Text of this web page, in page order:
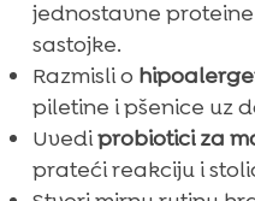
jednostavne
sastojke.
Razmisli o
piletine i pšenice uz
Uvediprobiotici za
prateći reakciju i